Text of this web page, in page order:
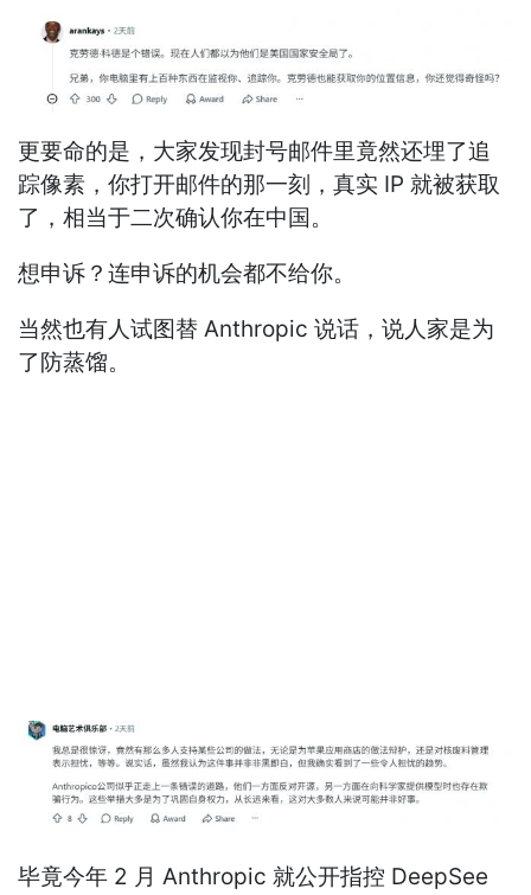
更要命的是，大家发现封号邮件里竟然还埋了追
踪像素，你打开邮件的那一刻，真实 IP 就被获取
了，相当于二次确认你在中国。
想申诉？连申诉的机会都不给你。
当然也有人试图替 Anthropic 说话，说人家是为
了防蒸馏。
毕竟今年 2 月 Anthropic 就公开指控 DeepSee